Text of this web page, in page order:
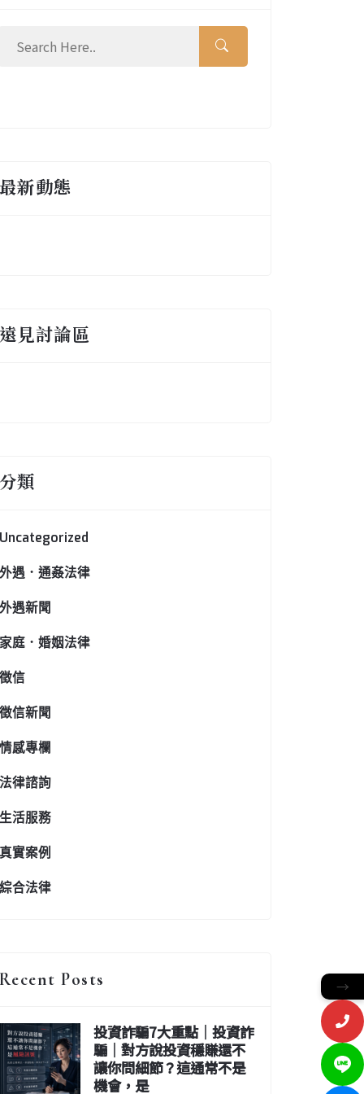
新動態
見討論區
類
遇．通姦法律
遇新聞
庭．婚姻法律
信
信新聞
感專欄
律諮詢
活服務
實案例
合法律
Posts
投資詐騙7大重點｜投資詐
騙｜對方說投資穩賺還不
讓你問細節？這通常不是
機會，是
→